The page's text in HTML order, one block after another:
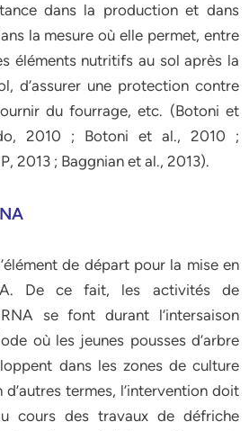
dans la production et dans
la mesure où elle permet, entre
éléments nutritifs au sol après la
d’assurer une protection contre
du fourrage, etc. (Botoni et
2010 ; Botoni et al., 2010 ;
2013 ; Baggnian et al., 2013).
de départ pour la mise en
De ce fait, les activités de
se font durant l’intersaison
où les jeunes pousses d’arbre
dans les zones de culture
termes, l’intervention doit
cours des travaux de défriche